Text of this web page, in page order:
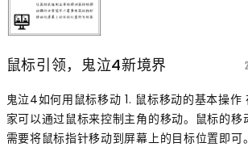
鼠标引领，鬼泣4新境界
鬼泣4如何用鼠标移动 1. 鼠标移动的基本操
家可以通过鼠标来控制主角的移动。鼠标的移
需要将鼠标指针移动到屏幕上的目标位置即可